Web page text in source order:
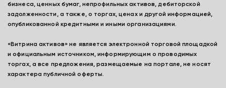
бизнеса, ценных бумаг, непрофильных активов, дебиторской
задолженности, а также, о торгах, ценах и другой информацией,
опубликованной кредитными и иными организациями.
«Витрина активов» не является электронной торговой площадкой
и официальным источником, информирующим о проводимых
торгах, а все предложения, размещаемые на портале, не носят
характера публичной оферты.